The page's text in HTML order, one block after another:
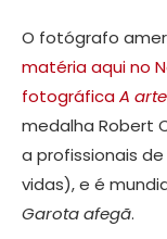
O fotógrafo
matéria aqui no
fotográficaA
medalha Robert
a profissionais
vidas), e é
Garota afegã.